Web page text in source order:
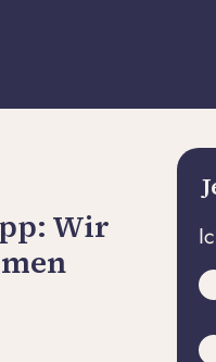
Wir